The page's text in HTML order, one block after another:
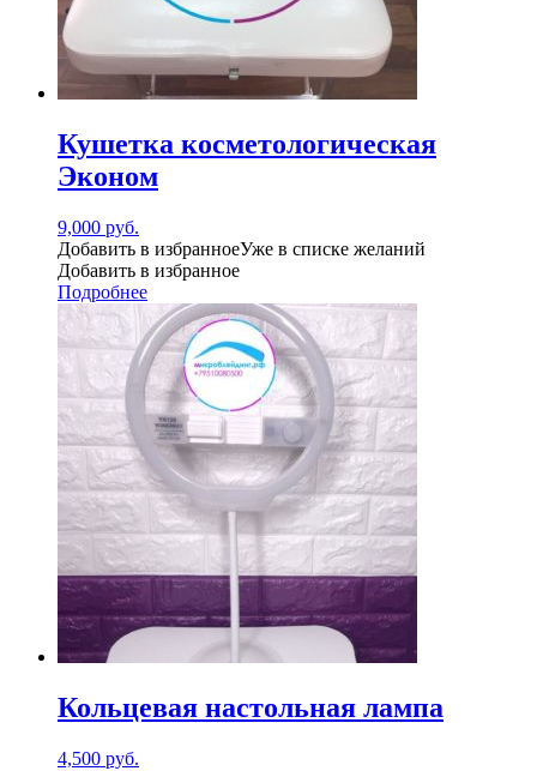
Кушетка косметологическая
Эконом
9,000 руб.
Добавить в избранноеУже в списке желаний
Добавить в избранное
Подробнее
Кольцевая настольная лампа
4,500 руб.